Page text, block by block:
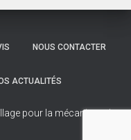
NOUS CONTACTER
ACTUALITÉS
pour la mécanique de